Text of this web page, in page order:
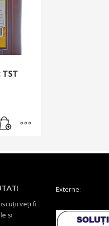
veți fi
si
Externe: